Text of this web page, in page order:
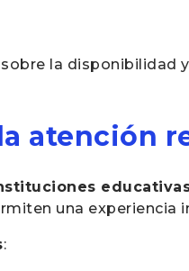
la disponibilidad
atención
una experiencia
: